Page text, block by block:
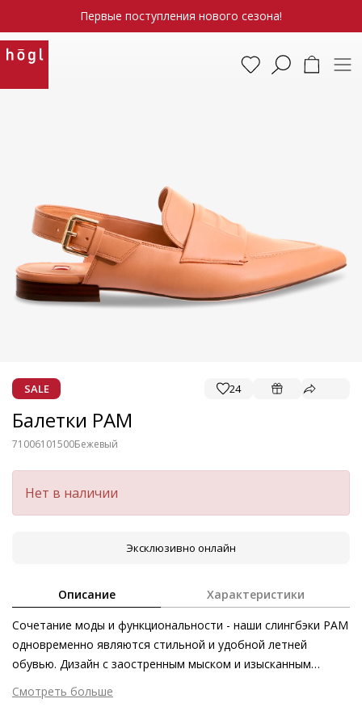
Первые поступления нового сезона!
SALE 24
Балетки PAM
71006101500Бежевый
Нет в наличии
Эксклюзивно онлайн
Описание Характеристики
Сочетание моды и функциональности - наши слингбэки PAM
одновременно являются стильной и удобной летней
обувью. Дизайн с заостренным мыском и изысканным
вырезом соответствует духу времени. Широкий ремешок на
каблуке можно индивидуально отрегулировать в
Смотреть больше